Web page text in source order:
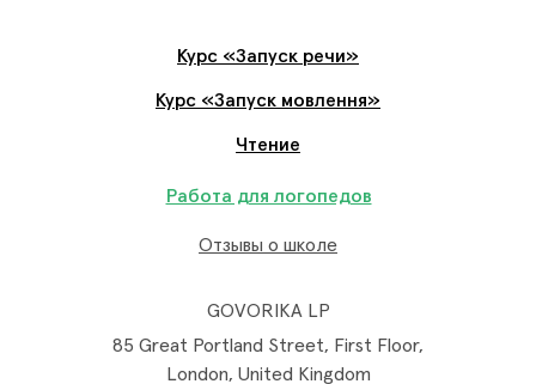
Курс «Запуск речи»
Отзывы о школе
GOVORIKA LP
85 Great Portland Street, First Floor,
London, United Kingdom
Курс «Запуск мовлення»
Чтение
Работа для логопедов